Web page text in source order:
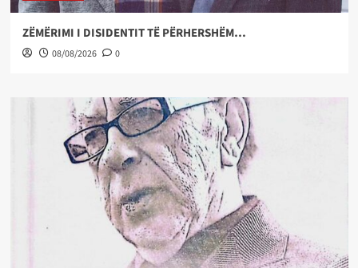
ZËMËRIMI I DISIDENTIT TË PËRHERSHËM…
08/08/2026 0